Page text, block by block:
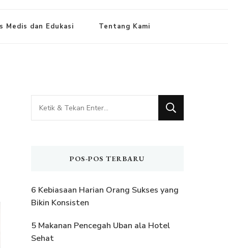
Medis dan Edukasi Tentang Kami
Mencari
Sesuatu?
POS-POS TERBARU
6 Kebiasaan Harian Orang Sukses yang
Bikin Konsisten
5 Makanan Pencegah Uban ala Hotel
Sehat